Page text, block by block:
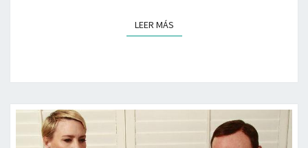
LEER MÁSLEER MÁS